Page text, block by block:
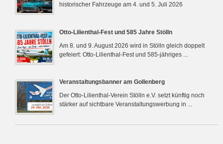
historischer Fahrzeuge am 4. und 5. Juli 2026
Otto-Lilienthal-Fest und 585 Jahre Stölln
Am 8. und 9. August 2026 wird in Stölln gleich doppelt
gefeiert: Otto-Lilienthal-Fest und 585-jähriges ...
Veranstaltungsbanner am Gollenberg
Der Otto-Lilienthal-Verein Stölln e.V. setzt künftig noch
stärker auf sichtbare Veranstaltungswerbung in ...